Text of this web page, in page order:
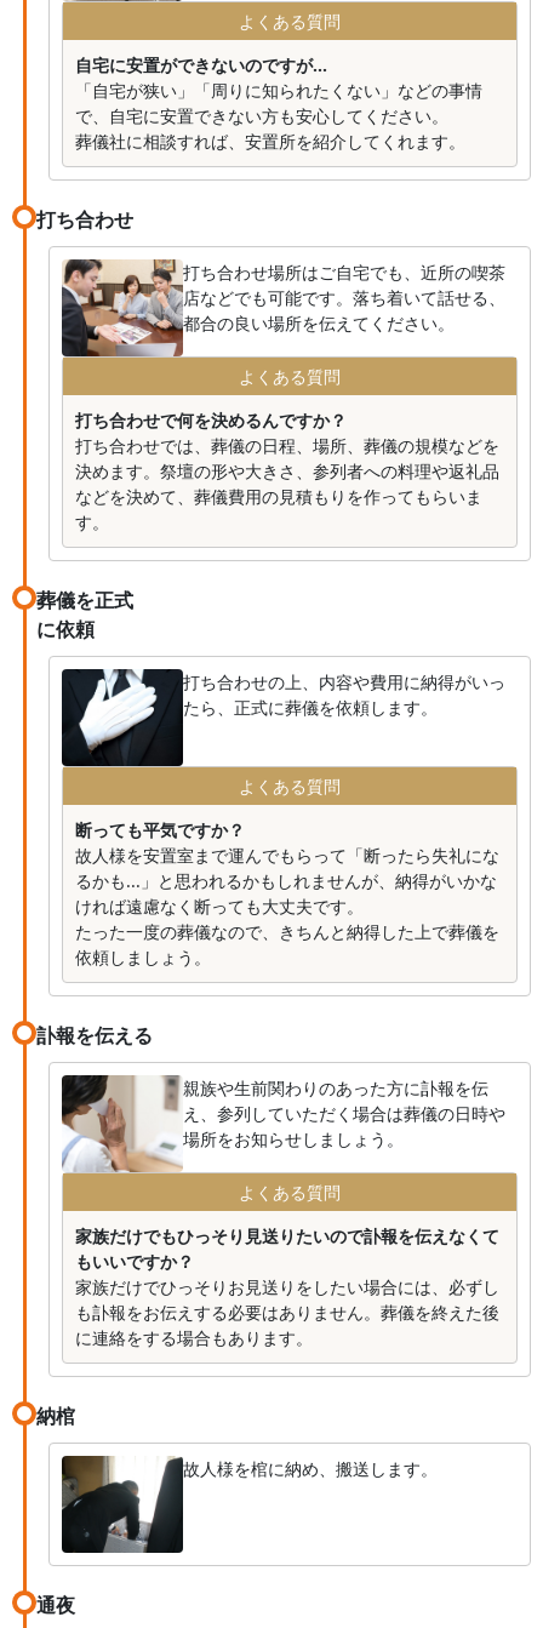
よくある質問
自宅に安置ができないのですが...
「自宅が狭い」「周りに知られたくない」などの事情
で、自宅に安置できない方も安心してください。
葬儀社に相談すれば、安置所を紹介してくれます。
打ち合わせ
打ち合わせ場所はご自宅でも、近所の喫茶
店などでも可能です。落ち着いて話せる、
都合の良い場所を伝えてください。
よくある質問
打ち合わせで何を決めるんですか？
打ち合わせでは、葬儀の日程、場所、葬儀の規模などを
決めます。祭壇の形や大きさ、参列者への料理や返礼品
などを決めて、葬儀費用の見積もりを作ってもらいま
す。
葬儀を正式
に依頼
打ち合わせの上、内容や費用に納得がいっ
たら、正式に葬儀を依頼します。
よくある質問
断っても平気ですか？
故人様を安置室まで運んでもらって「断ったら失礼にな
るかも...」と思われるかもしれませんが、納得がいかな
ければ遠慮なく断っても大丈夫です。
たった一度の葬儀なので、きちんと納得した上で葬儀を
依頼しましょう。
訃報を伝える
親族や生前関わりのあった方に訃報を伝
え、参列していただく場合は葬儀の日時や
場所をお知らせしましょう。
よくある質問
家族だけでもひっそり見送りたいので訃報を伝えなくて
もいいですか？
家族だけでひっそりお見送りをしたい場合には、必ずし
も訃報をお伝えする必要はありません。葬儀を終えた後
に連絡をする場合もあります。
納棺
故人様を棺に納め、搬送します。
通夜